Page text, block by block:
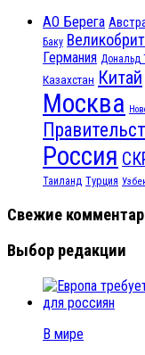
АО Берега
Баку
Германия Дональд
Казахстан Китай
Москва
Россия
Таиланд Турция
Свежие
Выбор редакции
В мире